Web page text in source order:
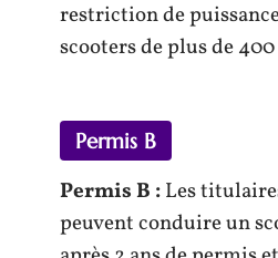
restriction de
scooters de plus de 400
Permis B
Permis B :Les
peuvent conduire un